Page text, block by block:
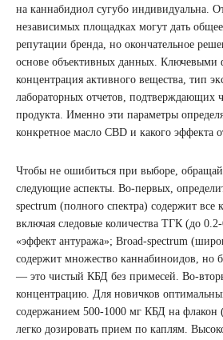
на каннабидиол сугубо индивидуальна.
независимых площадках могут дать
репутации бренда, но окончательное
основе объективных данных. Ключевыми
концентрация активного вещества, тип
лабораторных отчетов, подтверждающих
продукта. Именно эти параметры
конкретное масло CBD и какого эффекта
Чтобы не ошибиться при выборе,
следующие аспекты. Во-первых,
spectrum (полного спектра) содержит все
включая следовые количества ТГК (до
«эффект антуража»; Broad-spectrum
содержит множество каннабиноидов, но
— это чистый КБД без примесей. Во-
концентрацию. Для новичков
содержанием 500-1000 мг КБД на флакон
легко дозировать прием по каплям.